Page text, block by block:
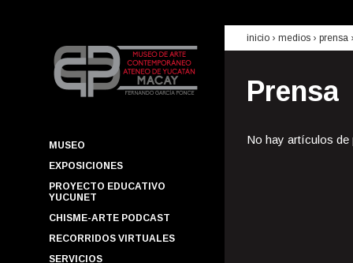
MUSEO
EXPOSICIONES
PROYECTO EDUCATIVO
YUCUNET
CHISME-ARTE PODCAST
RECORRIDOS VIRTUALES
SERVICIOS
inicio › medios › prensa
Prensa
No hay artículos de